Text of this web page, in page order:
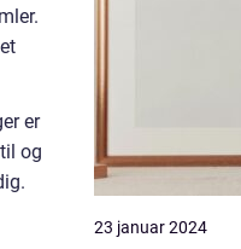
er
og
23 januar 2024